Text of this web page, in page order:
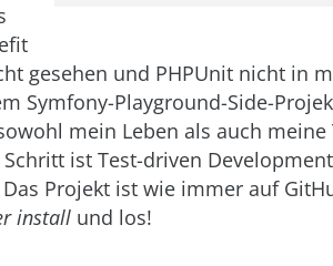
gesehen und PHPUnit nicht in
Symfony-Playground-Side-
mein Leben als auch
ist Test-driven
Projekt ist wie immer auf
install und los!